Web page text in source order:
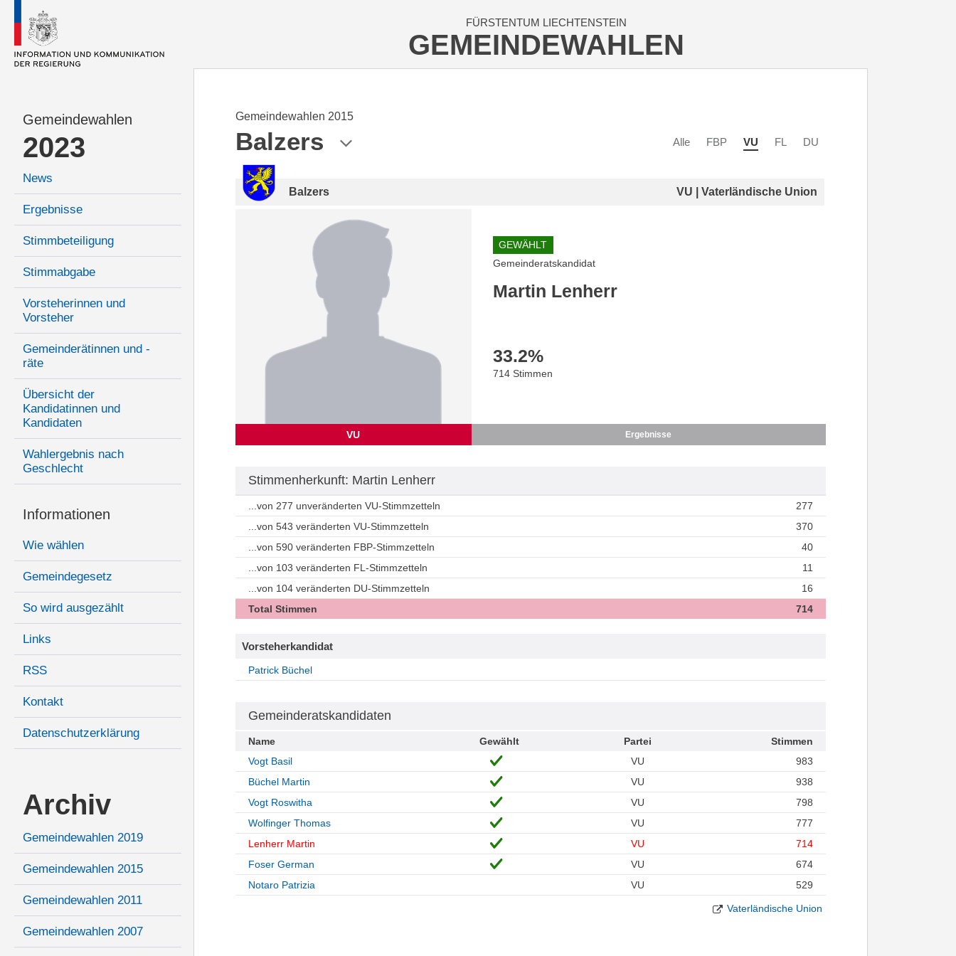
FÜRSTENTUM LIECHTENSTEIN
GEMEINDEWAHLEN
Gemeindewahlen
2023
News
Ergebnisse
Stimmbeteiligung
Stimmabgabe
Vorsteherinnen und
Vorsteher
Gemeinderätinnen und -
räte
Übersicht der
Kandidatinnen und
Kandidaten
Wahlergebnis nach
Geschlecht
Informationen
Wie wählen
Gemeindegesetz
So wird ausgezählt
Links
RSS
Kontakt
Datenschutzerklärung
Archiv
Gemeindewahlen 2019
Gemeindewahlen 2015
Gemeindewahlen 2011
Gemeindewahlen 2007
Gemeindewahlen 2015
Balzers Alle FBP VU FL DU
Balzers VU | Vaterländische Union
VU
GEWÄHLT
Gemeinderatskandidat
Martin Lenherr
33.2%
714 Stimmen
Ergebnisse
Stimmenherkunft: Martin Lenherr
...von 277 unveränderten VU-Stimmzetteln
277
...von 543 veränderten VU-Stimmzetteln
370
...von 590 veränderten FBP-Stimmzetteln
40
...von 103 veränderten FL-Stimmzetteln
11
...von 104 veränderten DU-Stimmzetteln
16
Total Stimmen
714
Vorsteherkandidat
Patrick Büchel
Gemeinderatskandidaten
Name Gewählt Partei
Stimmen
Vogt Basil
VU
983
Büchel Martin
VU
938
Vogt Roswitha
VU
798
Wolfinger Thomas
VU
777
Lenherr Martin
VU
714
Foser German
VU
674
Notaro Patrizia
VU 529
Vaterländische Union